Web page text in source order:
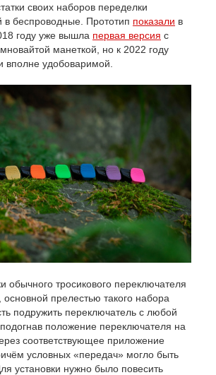
своих наборов переделки
в беспроводные. Прототип показали в
году уже вышла первая версия с
манеткой, но к 2022 году
вполне удобоваримой.
обычного тросикового переключателя
основной прелестью такого набора
подружить переключатель с любой
подогнав положение переключателя на
соответствующее приложение
условных «передач» могло быть
установки нужно было повесить